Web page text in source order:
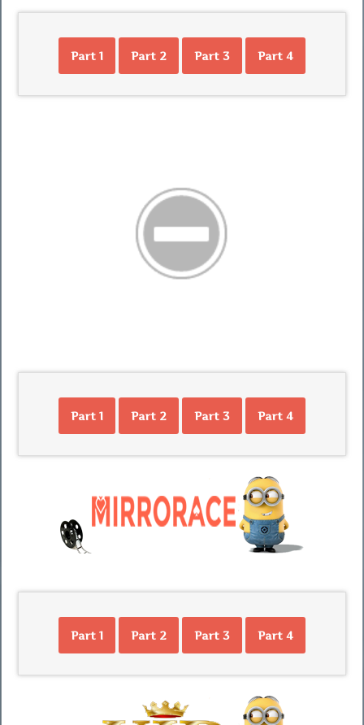
Part 1 Part 2 Part 3 Part 4
Part 1 Part 2 Part 3 Part 4
Part 1 Part 2 Part 3 Part 4